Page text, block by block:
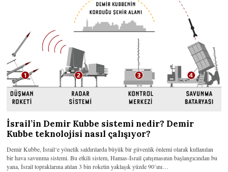
İsrail’in Demir Kubbe sistemi nedir? Demir
Kubbe teknolojisi nasıl çalışıyor?
Demir Kubbe, İsrail‘e yönelik saldırılarda büyük bir güvenlik önlemi olarak kullanılan
bir hava savunma sistemi. Bu etkili sistem, Hamas-İsrail çatışmasının başlangıcından bu
yana, İsrail topraklarına atılan 3 bin roketin yaklaşık yüzde 90’ını…